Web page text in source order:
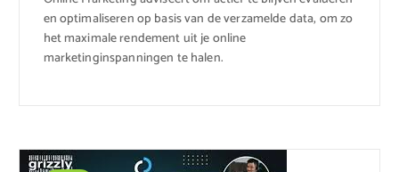
en optimaliseren op basis van de verzamelde data, om zo
het maximale rendement uit je online
marketinginspanningen te halen.